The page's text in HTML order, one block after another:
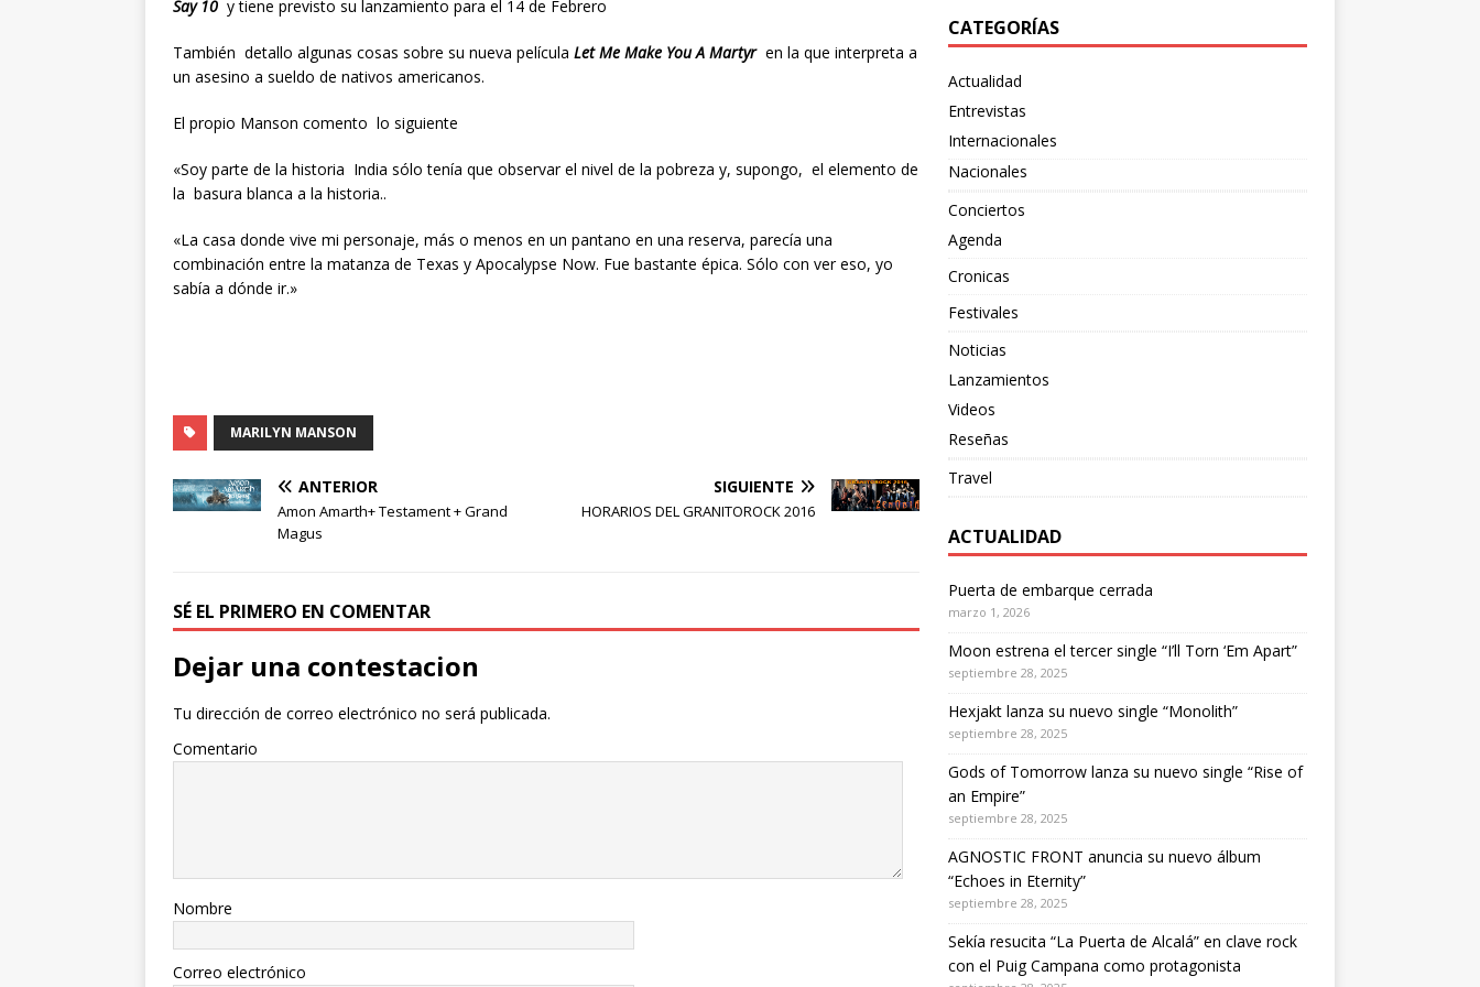
Say 10 y tiene previsto su lanzamiento para el 14 de Febrero
También detallo algunas cosas sobre su nueva película Let Me Make You A Martyr en la que interpreta a
un asesino a sueldo de nativos americanos.
El propio Manson comento lo siguiente
«Soy parte de la historia India sólo tenía que observar el nivel de la pobreza y, supongo, el elemento de
la basura blanca a la historia..
«La casa donde vive mi personaje, más o menos en un pantano en una reserva, parecía una
combinación entre la matanza de Texas y Apocalypse Now. Fue bastante épica. Sólo con ver eso, yo
sabía a dónde ir.»
MARILYN MANSON
ANTERIOR
Amon Amarth+ Testament + Grand
Magus
SIGUIENTE
HORARIOS DEL GRANITOROCK 2016
SÉ EL PRIMERO EN COMENTAR
Dejar una contestacion
Tu dirección de correo electrónico no será publicada.
Comentario
Nombre
Correo electrónico
CATEGORÍAS
Actualidad
Entrevistas
Internacionales
Nacionales
Conciertos
Agenda
Cronicas
Festivales
Noticias
Lanzamientos
Videos
Reseñas
Travel
ACTUALIDAD
Puerta de embarque cerrada
marzo 1, 2026
Moon estrena el tercer single “I’ll Torn ‘Em Apart”
septiembre 28, 2025
Hexjakt lanza su nuevo single “Monolith”
septiembre 28, 2025
Gods of Tomorrow lanza su nuevo single “Rise of
an Empire”
septiembre 28, 2025
AGNOSTIC FRONT anuncia su nuevo álbum
“Echoes in Eternity”
septiembre 28, 2025
Sekía resucita “La Puerta de Alcalá” en clave rock
con el Puig Campana como protagonista